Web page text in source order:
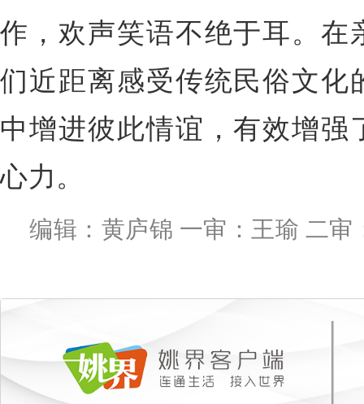
作，欢声笑语不绝于耳。在
们近距离感受传统民俗文化
中增进彼此情谊，有效增强
心力。
编辑：黄庐锦 一审：王瑜 二审